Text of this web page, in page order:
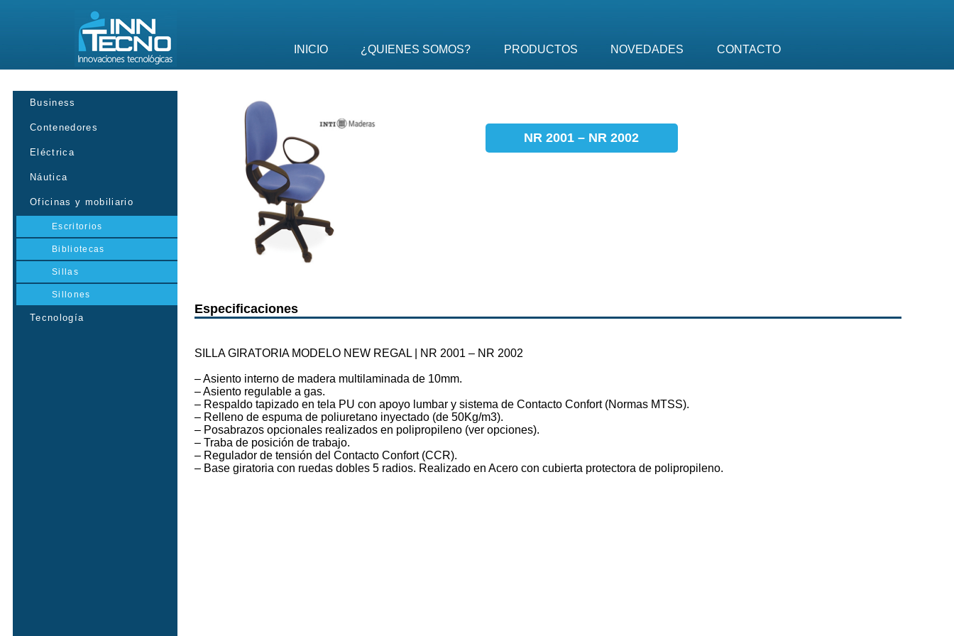
INICIO ¿QUIENES SOMOS? PRODUCTOS NOVEDADES CONTACTO
Business
Contenedores
Eléctrica
Náutica
Oficinas y mobiliario
Escritorios
Bibliotecas
Sillas
Sillones
Tecnología
NR 2001 – NR 2002
Especificaciones
SILLA GIRATORIA MODELO NEW REGAL | NR 2001 – NR 2002
– Asiento interno de madera multilaminada de 10mm.
– Asiento regulable a gas.
– Respaldo tapizado en tela PU con apoyo lumbar y sistema de Contacto Confort (Normas MTSS).
– Relleno de espuma de poliuretano inyectado (de 50Kg/m3).
– Posabrazos opcionales realizados en polipropileno (ver opciones).
– Traba de posición de trabajo.
– Regulador de tensión del Contacto Confort (CCR).
– Base giratoria con ruedas dobles 5 radios. Realizado en Acero con cubierta protectora de polipropileno.